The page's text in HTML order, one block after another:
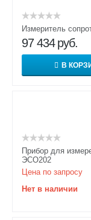
Измеритель
97 434 руб.
В
Прибор для
ЭСО202
Цена по запросу
Нет в наличии